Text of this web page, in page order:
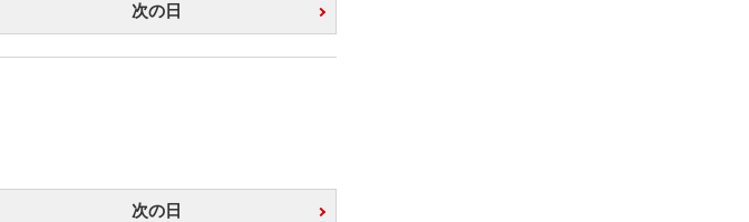
次の日
次の日